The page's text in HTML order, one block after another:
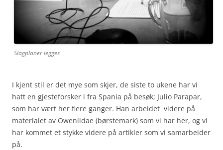
Slagplaner legges
I kjent stil er det mye som skjer, de siste to ukene har vi
hatt en gjesteforsker i fra Spania på besøk; Julio Parapar,
som har vært her flere ganger. Han arbeidet videre på
materialet av Oweniidae (børstemark) som vi har her, og vi
har kommet et stykke videre på artikler som vi samarbeider
på.